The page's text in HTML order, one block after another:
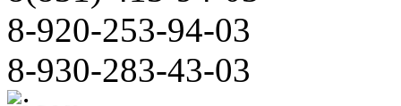
8-920-253-94-03
8-930-283-43-03